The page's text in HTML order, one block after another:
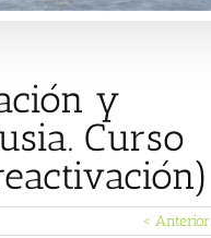
y
Curso
< Anterior